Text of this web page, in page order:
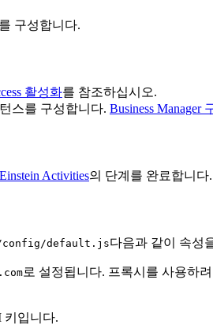
구성합니다.
활성화를 참조하십시오.
스를 구성합니다. Business Manager
Activities의 단계를 완료합니다.
config/default.js다음과 같이 속성
로 설정됩니다. 프록시를 사용하
키입니다.